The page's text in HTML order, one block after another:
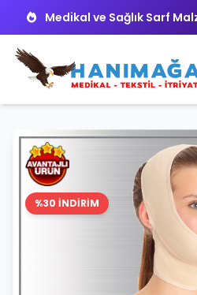
Medikal ve Sağlık Sarf
%30 İNDİRİM